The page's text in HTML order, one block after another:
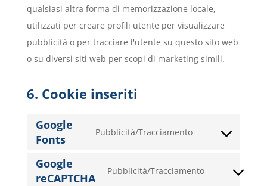
qualsiasi altra forma di memorizzazione locale,
utilizzati per creare profili utente per visualizzare
pubblicità o per tracciare l'utente su questo sito web
o su diversi siti web per scopi di marketing simili.
6. Cookie inseriti
Google
Fonts
Pubblicità/Tracciamento
Consent
service
Google
reCAPTCHA
Pubblicità/Tracciamento
Consent